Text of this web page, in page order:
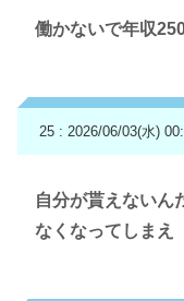
働かないで年収
25 : 2026/06/03(水)
自分が貰えないん
なくなってしまえ